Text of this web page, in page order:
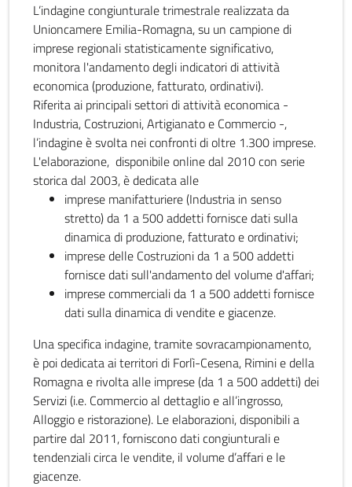
L’indagine congiunturale trimestrale realizzata da
Unioncamere Emilia-Romagna, su un campione di
imprese regionali statisticamente significativo,
monitora l'andamento degli indicatori di attività
economica (produzione, fatturato, ordinativi).
Riferita ai principali settori di attività economica -
Industria, Costruzioni, Artigianato e Commercio -,
l’indagine è svolta nei confronti di oltre 1.300 imprese.
L'elaborazione, disponibile online dal 2010 con serie
storica dal 2003, è dedicata alle
imprese manifatturiere (Industria in senso
stretto) da 1 a 500 addetti fornisce dati sulla
dinamica di produzione, fatturato e ordinativi;
imprese delle Costruzioni da 1 a 500 addetti
fornisce dati sull'andamento del volume d'affari;
imprese commerciali da 1 a 500 addetti fornisce
dati sulla dinamica di vendite e giacenze.
Una specifica indagine, tramite sovracampionamento,
è poi dedicata ai territori di Forlì-Cesena, Rimini e della
Romagna e rivolta alle imprese (da 1 a 500 addetti) dei
Servizi (i.e. Commercio al dettaglio e all’ingrosso,
Alloggio e ristorazione). Le elaborazioni, disponibili a
partire dal 2011, forniscono dati congiunturali e
tendenziali circa le vendite, il volume d’affari e le
giacenze.